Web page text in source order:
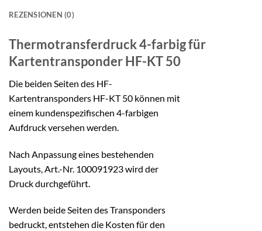
REZENSIONEN (0)
Thermotransferdruck 4-farbigfür
Kartentransponder HF-KT 50
Die beiden Seiten des HF-
Kartentransponders HF-KT 50 können mit
einem kundenspezifischen 4-farbigen
Aufdruck versehen werden.
Nach Anpassung eines bestehenden
Layouts, Art.-Nr. 100091923 wird der
Druck durchgeführt.
Werden beide Seiten des Transponders
bedruckt, entstehen die Kosten für den